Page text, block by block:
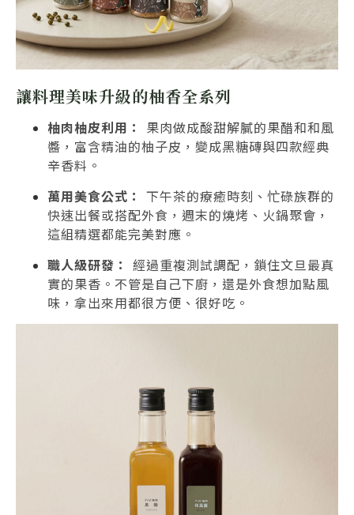
讓料理美味升級的柚香全系列
柚肉柚皮利用：
果肉做成酸甜解膩的果醋和和風
醬，富含精油的柚子皮，變成黑糖磚與四款經典
辛香料。
萬用美食公式： 下午茶的療癒時刻、忙碌族群的
快速出餐或搭配外食，週末的燒烤、火鍋聚會，
這組精選都能完美對應。
職人級研發： 經過重複測試調配，鎖住文旦最真
實的果香。不管是自己下廚，還是外食想加點風
味，拿出來用都很方便、很好吃。